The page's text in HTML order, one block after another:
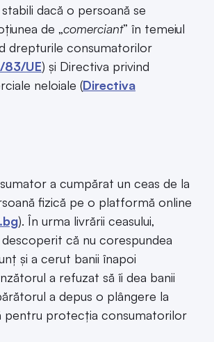
dacă o persoană se
de „comerciant” în temeiul
drepturile consumatorilor
83/UE) și Directiva privind
neloiale (Directiva
a cumpărat un ceas de la
fizică pe o platformă online
). În urma livrării ceasului,
că nu corespundea
și a cerut banii înapoi
a refuzat să îi dea banii
a depus o plângere la
pentru protecția consumatorilor